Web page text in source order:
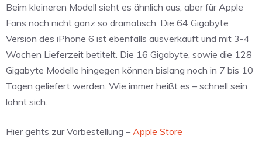
Beim kleineren Modell sieht es ähnlich aus, aber für Apple
Fans noch nicht ganz so dramatisch. Die 64 Gigabyte
Version des iPhone 6 ist ebenfalls ausverkauft und mit 3-4
Wochen Lieferzeit betitelt. Die 16 Gigabyte, sowie die 128
Gigabyte Modelle hingegen können bislang noch in 7 bis 10
Tagen geliefert werden. Wie immer heißt es – schnell sein
lohnt sich.
Hier gehts zur Vorbestellung – Apple Store